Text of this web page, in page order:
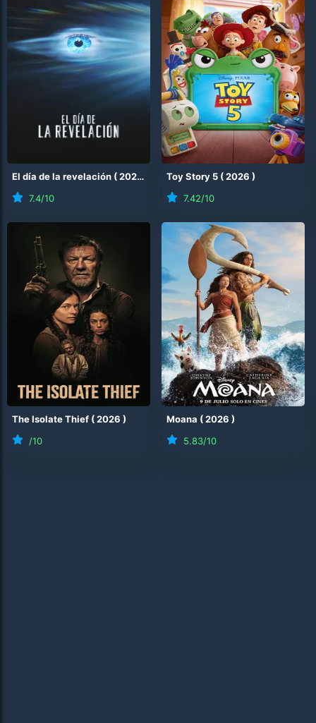
El día de la revelación (2026 )
7.4/10
Toy Story 5 (2026 )
7.42/10
The Isolate Thief (2026 )
/10
Moana (2026 )
5.83/10